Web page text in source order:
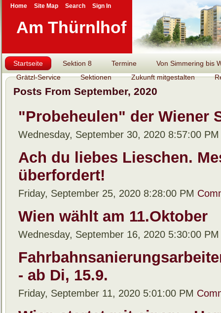
Am Thürnlhof
Startseite Sektion 8 Termine
Von Simmering bis
Grätzl-Service
Sektionen Zukunft mitgestalten
Posts From September, 2020
"Probeheulen" der Wiener
Wednesday, September 30, 2020 8:57:00
Ach du liebes Lieschen.
überfordert!
Friday, September 25, 2020 8:28:00 PM
Wien wählt am 11.Oktober
Wednesday, September 16, 2020 5:30:00
- ab Di, 15.9.
Friday, September 11, 2020 5:01:00 PM
Home Site Map Search Sign In